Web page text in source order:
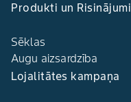
Produkti un Risinājumi
Sēklas
Augu aizsardzība
Lojalitātes kampaņa